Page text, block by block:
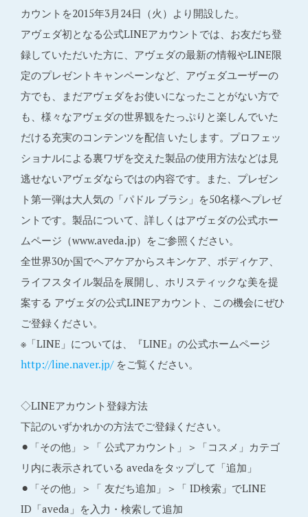
カウントを2015年3月24日（火）より開設した。
アヴェダ初となる公式LINEアカウントでは、お友だち登
録していただいた方に、アヴェダの最新の情報やLINE限
定のプレゼントキャンペーンなど、アヴェダユーザーの
方でも、まだアヴェダをお使いになったことがない方で
も、様々なアヴェダの世界観をたっぷりと楽しんでいた
だける充実のコンテンツを配信 いたします。プロフェッ
ショナルによる裏ワザを交えた製品の使用方法などは見
逃せないアヴェダならではの内容です。また、プレゼン
ト第一弾は大人気の「パドル ブラシ」を50名様へプレゼ
ントです。製品について、詳しくはアヴェダの公式ホー
ムページ（www.aveda.jp）をご参照ください。
全世界30か国でヘアケアからスキンケア、ボディケア、
ライフスタイル製品を展開し、ホリスティックな美を提
案する アヴェダの公式LINEアカウント、この機会にぜひ
ご登録ください。
※「LINE」については、『LINE』の公式ホームページ
http://line.naver.jp/をご覧ください。
◇LINEアカウント登録方法
下記のいずかれかの方法でご登録ください。
⚫︎「その他」＞「 公式アカウント」＞「コスメ」カテゴ
リ内に表示されている avedaをタップして「追加」
⚫︎「その他」＞「 友だち追加」＞「 ID検索」でLINE
ID「aveda」を入力・検索して追加